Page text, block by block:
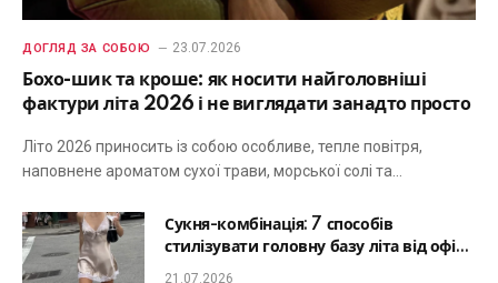
ДОГЛЯД ЗА СОБОЮ 23.07.2026
Бохо-шик та кроше: як носити найголовніші
фактури літа 2026 і не виглядати занадто просто
Літо 2026 приносить із собою особливе, тепле повітря,
наповнене ароматом сухої трави, морської солі та…
Сукня-комбінація: 7 способів
стилізувати головну базу літа від офісу
до романтичної вечері
21.07.2026